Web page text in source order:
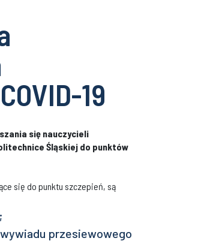
19
się nauczycieli
Śląskiej do punktów
się do punktu szczepień, są
przesiewowego